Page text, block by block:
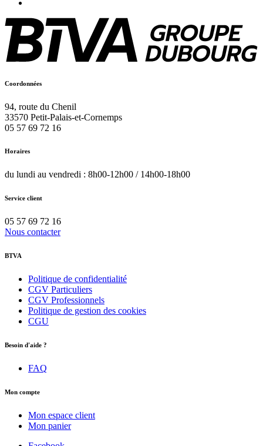
Coordonnées
94, route du Chenil
33570 Petit-Palais-et-Cornemps
05 57 69 72 16
Horaires
du lundi au vendredi : 8h00-12h00 / 14h00-18h00
Service client
05 57 69 72 16
Nous contacter
BTVA
Politique de confidentialité
CGV Particuliers
CGV Professionnels
Politique de gestion des cookies
CGU
Besoin d'aide ?
FAQ
Mon compte
Mon espace client
Mon panier